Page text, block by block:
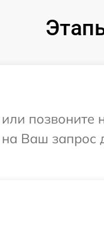
позвоните
Ваш